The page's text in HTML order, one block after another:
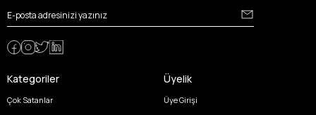
Kategoriler
Çok Satanlar
Üyelik
Üye Girişi